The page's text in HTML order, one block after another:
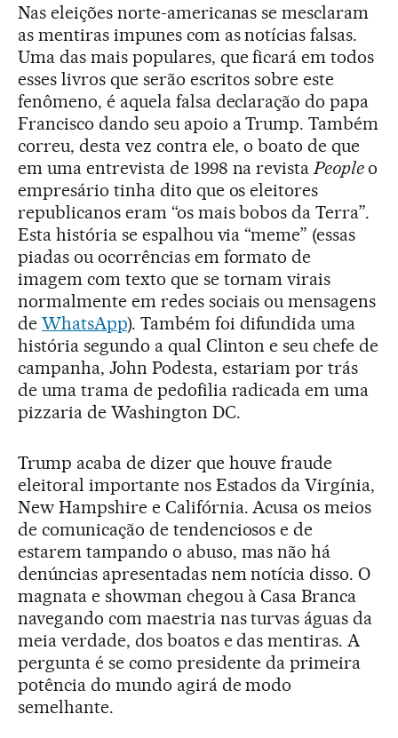
Nas eleições norte-americanas se mesclaram
as mentiras impunes com as notícias falsas.
Uma das mais populares, que ficará em todos
esses livros que serão escritos sobre este
fenômeno, é aquela falsa declaração do papa
Francisco dando seu apoio a Trump. Também
correu, desta vez contra ele, o boato de que
em uma entrevista de 1998 na revista Peopleo
empresário tinha dito que os eleitores
republicanos eram “os mais bobos da Terra”.
Esta história se espalhou via “meme” (essas
piadas ou ocorrências em formato de
imagem com texto que se tornam virais
normalmente em redes sociais ou mensagens
de WhatsApp). Também foi difundida uma
história segundo a qual Clinton e seu chefe de
campanha, John Podesta, estariam por trás
de uma trama de pedofilia radicada em uma
pizzaria de Washington DC.
Trump acaba de dizer que houve fraude
eleitoral importante nos Estados da Virgínia,
New Hampshire e Califórnia. Acusa os meios
de comunicação de tendenciosos e de
estarem tampando o abuso, mas não há
denúncias apresentadas nem notícia disso. O
magnata e showman chegou à Casa Branca
navegando com maestria nas turvas águas da
meia verdade, dos boatos e das mentiras. A
pergunta é se como presidente da primeira
potência do mundo agirá de modo
semelhante.